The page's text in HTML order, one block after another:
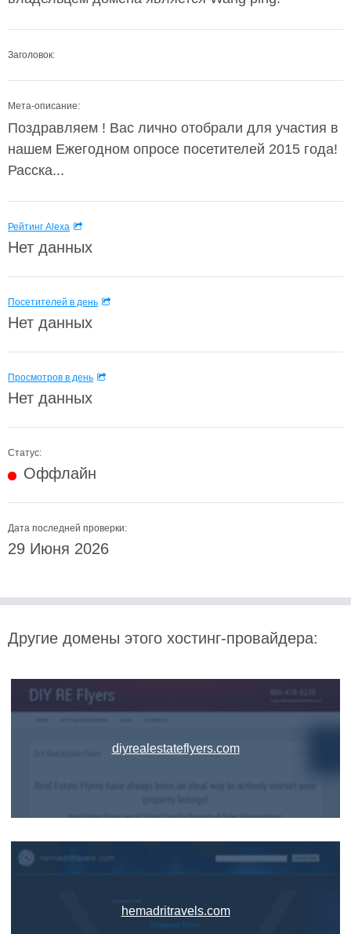
Заголовок:
Мета-описание:
Поздравляем ! Вас лично отобрали для участия в
нашем Ежегодном опросе посетителей 2015 года!
Расска...
Рейтинг Alexa
Нет данных
Посетителей в день
Нет данных
Просмотров в день
Нет данных
Статус:
Оффлайн
Дата последней проверки:
29 Июня 2026
Другие домены этого хостинг-провайдера:
diyrealestateflyers.com
hemadritravels.com